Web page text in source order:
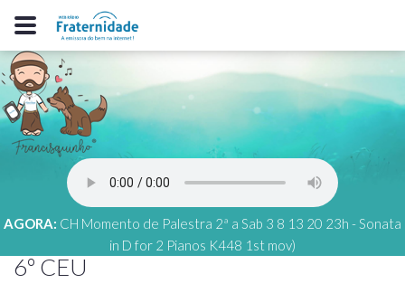
AGORA: CH Momento de Palestra 2ª a Sab 3 8 13 20 23h - Sonata
in D for 2 Pianos K448 1st mov)
6º CEU